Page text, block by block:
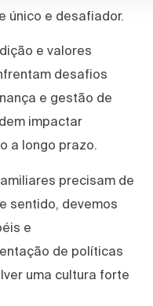
único e desafiador.
e valores
desafios
e gestão de
impactar
a longo prazo.
precisam de
sentido, devemos
e
de políticas
uma cultura forte